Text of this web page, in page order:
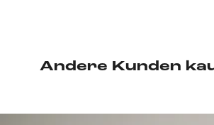
Andere Kunden